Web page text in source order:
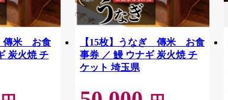
傳米 お食
炭火焼 チ
【15枚】うなぎ 傳米 お食
事券 ／ 鰻 ウナギ 炭火焼 チ
ケット 埼玉県